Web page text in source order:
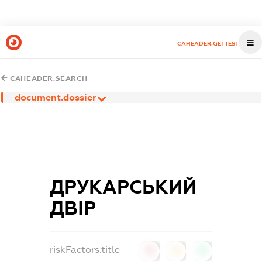
CAHEADER.GETTEST
CAHEADER.SEARCH
document.dossier
ДРУКАРСЬКИЙ
ДВІР
riskFactors.title